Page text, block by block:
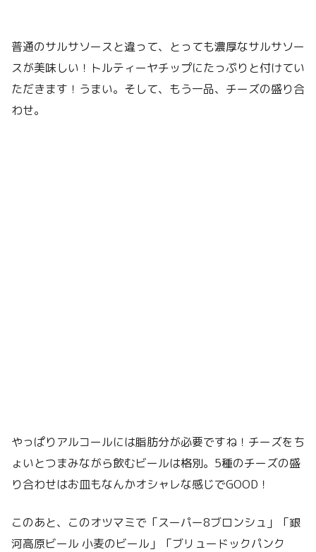
普通のサルサソースと違って、とっても濃厚なサルサソー
スが美味しい！トルティーヤチップにたっぷりと付けてい
ただきます！うまい。そして、もう一品、チーズの盛り合
わせ。
やっぱりアルコールには脂肪分が必要ですね！チーズをち
ょいとつまみながら飲むビールは格別。5種のチーズの盛
り合わせはお皿もなんかオシャレな感じでGOOD！
このあと、このオツマミで「スーパー8ブロンシュ」「銀
河高原ビール 小麦のビール」「ブリュードックパンク